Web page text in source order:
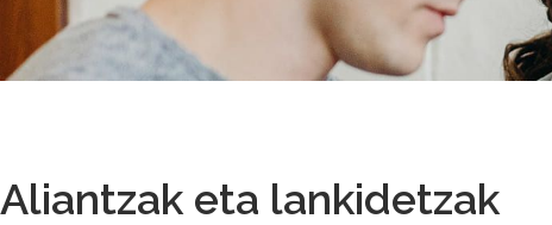
Aliantzak eta lankidetzak